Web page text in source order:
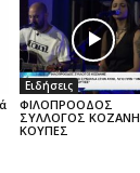
Ειδήσεις
ΦΙΛΟΠΡΟΟΔΟΣ
ΣΥΛΛΟΓΟΣ
ΚΟΥΠΕΣ